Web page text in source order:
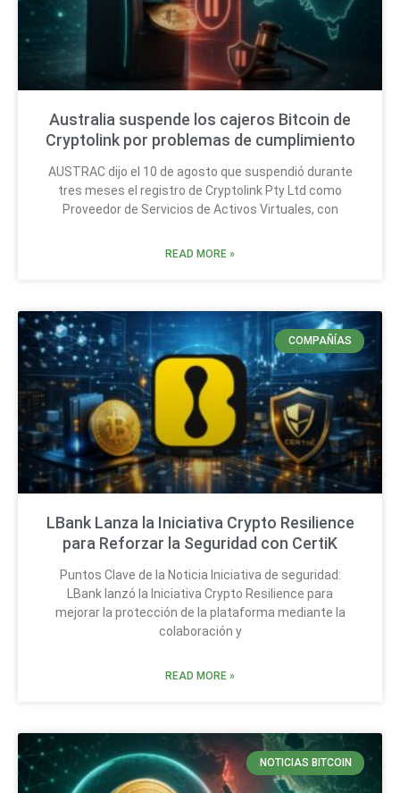
Australia suspende los cajeros Bitcoin de
Cryptolink por problemas de cumplimiento
AUSTRAC dijo el 10 de agosto que suspendió durante
tres meses el registro de Cryptolink Pty Ltd como
Proveedor de Servicios de Activos Virtuales, con
READ MORE »
COMPAÑÍAS
LBank Lanza la Iniciativa Crypto Resilience
para Reforzar la Seguridad con CertiK
Puntos Clave de la Noticia Iniciativa de seguridad:
LBank lanzó la Iniciativa Crypto Resilience para
mejorar la protección de la plataforma mediante la
colaboración y
READ MORE »
NOTICIAS BITCOIN